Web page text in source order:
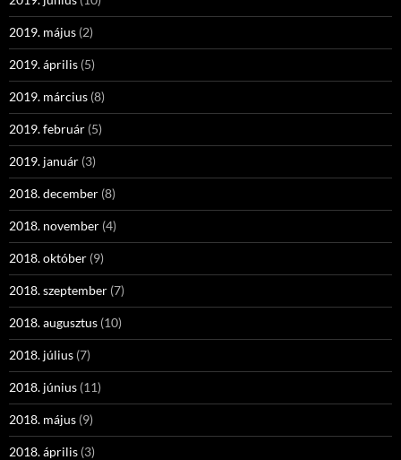
2019. május (2)
2019. április (5)
2019. március (8)
2019. február (5)
2019. január (3)
2018. december (8)
2018. november (4)
2018. október (9)
2018. szeptember (7)
2018. augusztus (10)
2018. július (7)
2018. június (11)
2018. május (9)
2018. április (3)